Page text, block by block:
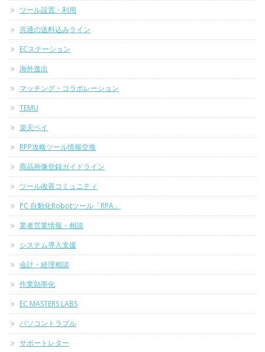
ツール設置・利用
共通の送料込みライン
ECステーション
海外進出
マッチング・コラボレーション
TEMU
楽天ペイ
RPP攻略ツール情報交換
商品画像登録ガイドライン
ツール改善コミュニティ
PC 自動化Robotツール「RPA」
業者営業情報・相談
システム導入支援
会計・経理相談
作業効率化
EC MASTERS LABS
パソコントラブル
サポートレター